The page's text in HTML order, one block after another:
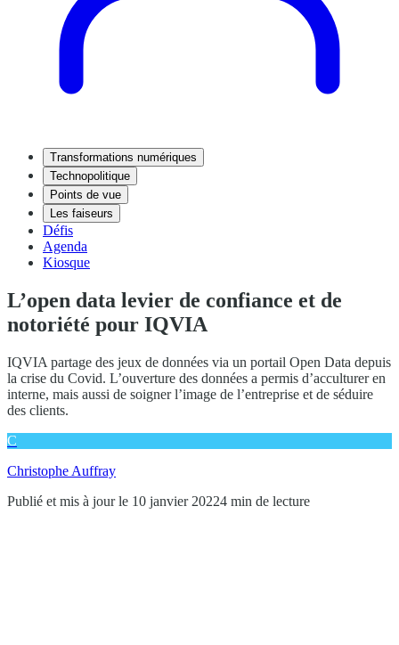
Transformations numériques
Technopolitique
Points de vue
Les faiseurs
Défis
Agenda
Kiosque
L’open data levier de confiance et de
notoriété pour IQVIA
IQVIA partage des jeux de données via un portail Open Data depuis
la crise du Covid. L’ouverture des données a permis d’acculturer en
interne, mais aussi de soigner l’image de l’entreprise et de séduire
des clients.
C
Christophe Auffray
Publié et mis à jour le 10 janvier 20224 min de lecture